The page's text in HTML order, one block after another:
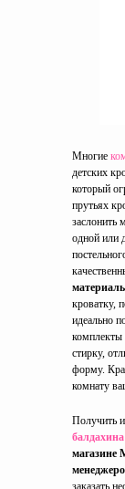
Многие
детских
который
прутьях
заслонить
одной или
кроватку,
идеально
комплекты
стирку,
форму.
комнату
Получить
балдахина
магазине
заказать